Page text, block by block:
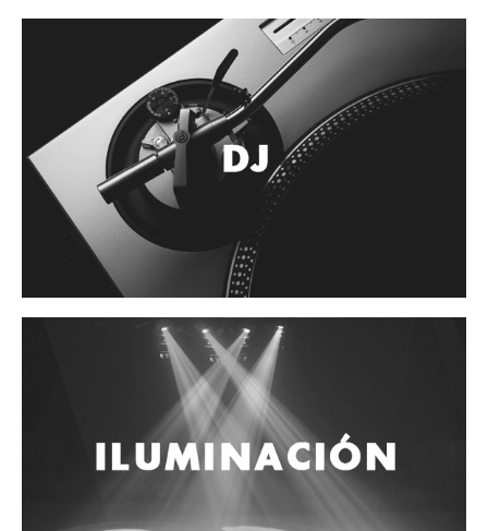
Laser
Strobos
Maquinas de humo y escenario
Controladores
Accesorios
Cables y Conectores
Video y USB